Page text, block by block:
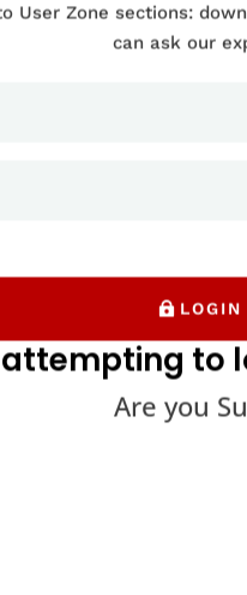
soļus ceļā uz izcilības
User Zone sections:
can ask our
LOGIN
to
Are you